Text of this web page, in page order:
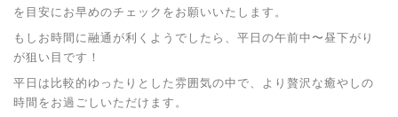
を目安にお早めのチェックをお願いいたします。
もしお時間に融通が利くようでしたら、平日の午前中〜昼下がり
が狙い目です！
平日は比較的ゆったりとした雰囲気の中で、より贅沢な癒やしの
時間をお過ごしいただけます。